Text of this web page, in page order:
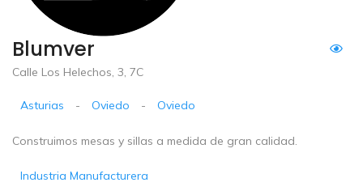
Blumver
Calle Los Helechos, 3, 7C
Asturias - Oviedo - Oviedo
Construimos mesas y sillas a medida de gran calidad.
Industria Manufacturera